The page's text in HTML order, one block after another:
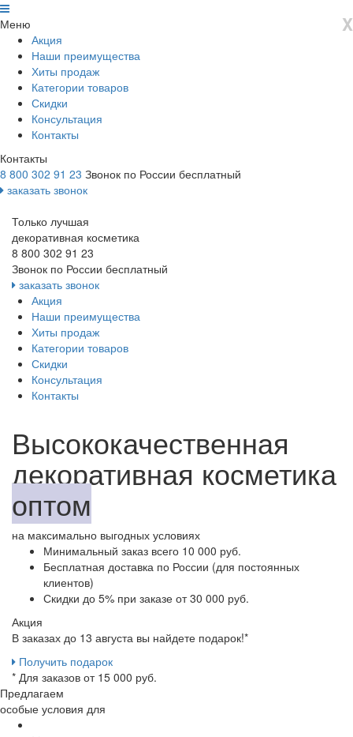
X
Меню
Акция
Наши преимущества
Хиты продаж
Категории товаров
Скидки
Консультация
Контакты
Контакты
8 800 302 91 23 Звонок по России бесплатный
заказать звонок
Только лучшая
декоративная косметика
8 800 302 91 23
Звонок по России бесплатный
заказать звонок
Акция
Наши преимущества
Хиты продаж
Категории товаров
Скидки
Консультация
Контакты
Высококачественная
декоративная косметика
оптом
на максимально выгодных условиях
Минимальный заказ всего 10 000 руб.
Бесплатная доставка по России (для постоянных
клиентов)
Скидки до 5% при заказе от 30 000 руб.
Акция
В заказах до 13 августа вы найдете подарок!*
Получить подарок
* Для заказов от 15 000 руб.
Предлагаем
особые условия для